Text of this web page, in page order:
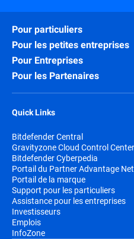
Pour particuliers
Pour les petites entreprises
Pour Entreprises
Pour les Partenaires
Quick Links
Bitdefender Central
Gravityzone Cloud Control Center
Bitdefender Cyberpedia
Portail du Partner Advantage
Portail de la marque
Support pour les particuliers
Assistance pour les entreprises
Investisseurs
Emplois
InfoZone